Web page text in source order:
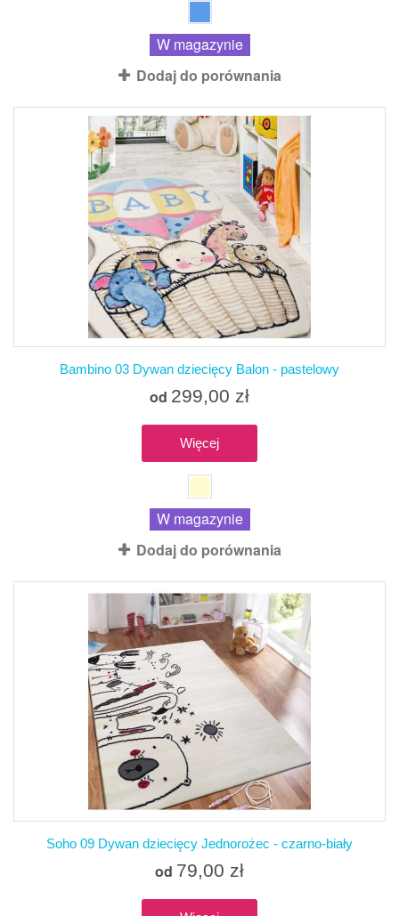
W magazynie
Dodaj do porównania
Bambino 03 Dywan dziecięcy Balon - pastelowy
od 299,00 zł
Więcej
W magazynie
Dodaj do porównania
Soho 09 Dywan dziecięcy Jednorożec - czarno-biały
od 79,00 zł